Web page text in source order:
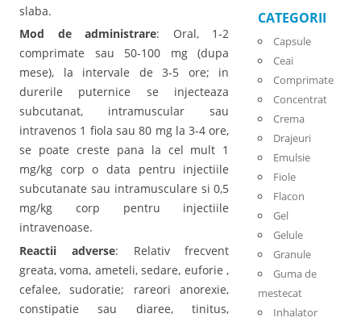
slaba.
Mod de administrare: Oral, 1-2
comprimate sau 50-100 mg (dupa
mese), la intervale de 3-5 ore; in
durerile puternice se injecteaza
subcutanat, intramuscular sau
intravenos 1 fiola sau 80 mg la 3-4 ore,
se poate creste pana la cel mult 1
mg/kg corp o data pentru injectiile
subcutanate sau intramusculare si 0,5
mg/kg corp pentru injectiile
intravenoase.
Reactii adverse: Relativ frecvent
greata, voma, ameteli, sedare, euforie ,
cefalee, sudoratie; rareori anorexie,
constipatie sau diaree, tinitus,
CATEGORII
Capsule
Ceai
Comprimate
Concentrat
Crema
Drajeuri
Emulsie
Fiole
Flacon
Gel
Gelule
Granule
Guma de
mestecat
Inhalator